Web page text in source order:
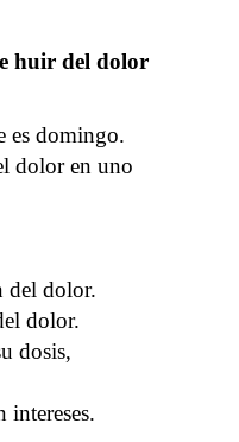
huir del dolor
es domingo.
dolor en uno
del dolor.
dolor.
dosis,
intereses.